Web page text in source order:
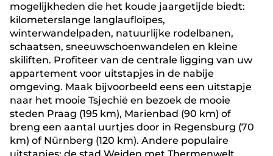
mogelijkheden die het koude jaargetijde biedt:
kilometerslange langlaufloipes,
winterwandelpaden, natuurlijke rodelbanen,
schaatsen, sneeuwschoenwandelen en kleine
skiliften. Profiteer van de centrale ligging van uw
appartement voor uitstapjes in de nabije
omgeving. Maak bijvoorbeeld eens een uitstapje
naar het mooie Tsjechië en bezoek de mooie
steden Praag (195 km), Marienbad (90 km) of
breng een aantal uurtjes door in Regensburg (70
km) of Nürnberg (120 km). Andere populaire